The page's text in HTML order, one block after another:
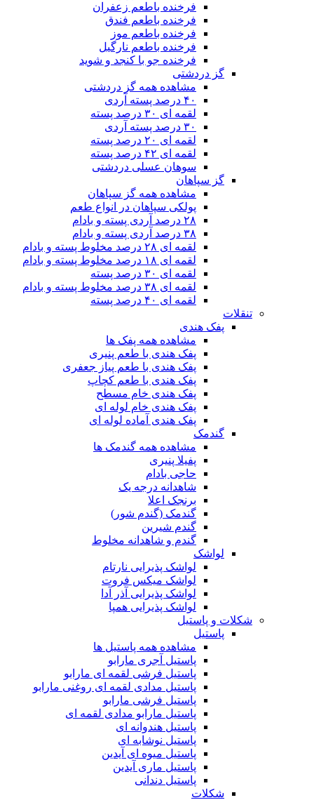
فرخنده باطعم زعفران
فرخنده باطعم فندق
فرخنده باطعم موز
فرخنده باطعم نارگیل
فرخنده جو با کنجد و شوید
گز دردشتی
مشاهده همه گز دردشتی
۴۰ درصد پسته آردی
لقمه ای ۳۰ درصد پسته
۳۰ درصد پسته آردی
لقمه ای ۲۰ درصد پسته
لقمه ای ۴۲ درصد پسته
سوهان عسلی دردشتی
گز سپاهان
مشاهده همه گز سپاهان
پولکی سپاهان در انواع طعم
۲۸ درصد آردی پسته و بادام
۳۸ درصد آردی پسته و بادام
لقمه ای ۲۸ درصد مخلوط پسته و بادام
لقمه ای ۱۸ درصد مخلوط پسته و بادام
لقمه ای ۳۰ درصد پسته
لقمه ای ۳۸ درصد مخلوط پسته و بادام
لقمه ای ۴۰ درصد پسته
تنقلات
پفک هندی
مشاهده همه پفک ها
پفک هندی با طعم پنیری
پفک هندی با طعم پیاز جعفری
پفک هندی با طعم کچاپ
پفک هندی خام مسطح
پفک هندی خام لوله ای
پفک هندی آماده لوله ای
گندمک
مشاهده همه گندمک ها
پفیلا پنیری
حاجی بادام
شاهدانه درجه یک
برنجک اعلا
گندمک (گندم شور)
گندم شیرین
گندم و شاهدانه مخلوط
لواشک
لواشک پذیرایی نارتام
لواشک میکس فروت
لواشک پذیرایی آذر آدا
لواشک پذیرایی همپا
شکلات و پاستیل
پاستیل
مشاهده همه پاستیل ها
پاستیل آجری مارابو
پاستیل فرشی لقمه ای مارابو
پاستیل مدادی لقمه ای روغنی مارابو
پاستیل فرشی مارابو
پاستیل مارابو مدادی لقمه ای
پاستیل هندوانه ای
پاستیل نوشابه ای
پاستیل میوه ای آیدین
پاستیل ماری آیدین
پاستیل دندانی
شکلات